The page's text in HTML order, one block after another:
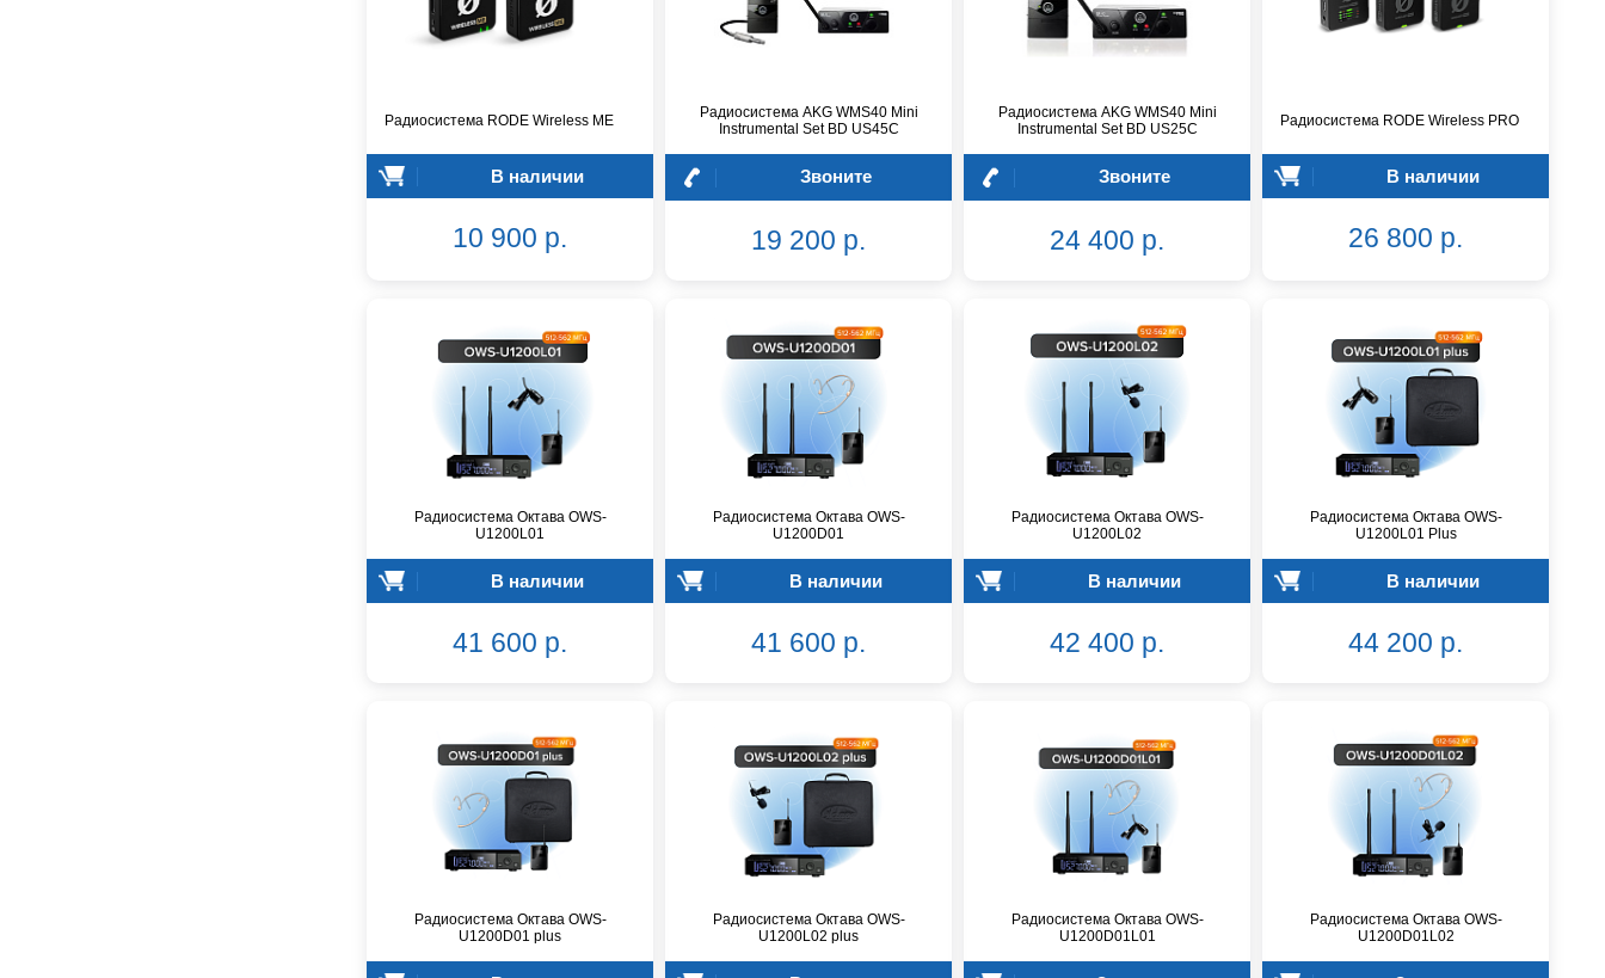
Радиосистема RODE Wireless ME
В наличии
10 900 р.
Радиосистема AKG WMS40 Mini
Instrumental Set BD US45C
Звоните
19 200 р.
Радиосистема AKG WMS40 Mini
Instrumental Set BD US25C
Звоните
24 400 р.
Радиосистема RODE Wireless PRO
В наличии
26 800 р.
Радиосистема Октава OWS-
U1200L01
В наличии
41 600 р.
Радиосистема Октава OWS-
U1200D01
В наличии
41 600 р.
Радиосистема Октава OWS-
U1200L02
В наличии
42 400 р.
Радиосистема Октава OWS-
U1200L01 Plus
В наличии
44 200 р.
Радиосистема Октава OWS-
U1200D01 plus
Радиосистема Октава OWS-
U1200L02 plus
Радиосистема Октава OWS-
U1200D01L01
Радиосистема Октава OWS-
U1200D01L02